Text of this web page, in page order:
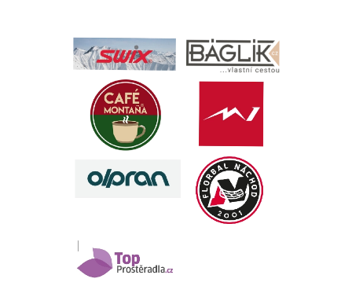
Třeboňsku?